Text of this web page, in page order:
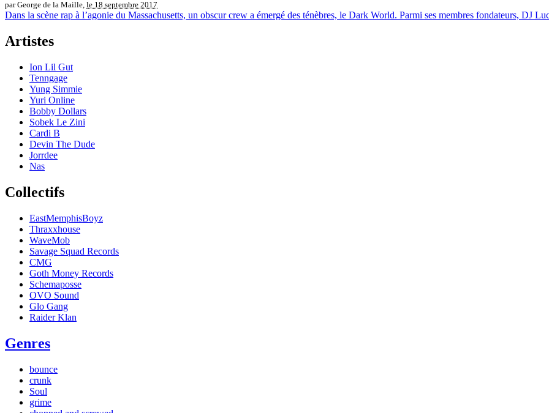
par George de la Maille, le 18 septembre 2017
Dans la scène rap à l’agonie du Massachusetts, un obscur crew a émergé des ténèbres, le Dark World. Parmi ses membres fondateurs, DJ
Artistes
Ion Lil Gut
Tenngage
Yung Simmie
Yuri Online
Bobby Dollars
Sobek Le Zini
Cardi B
Devin The Dude
Jorrdee
Nas
Collectifs
EastMemphisBoyz
Thraxxhouse
WaveMob
Savage Squad Records
CMG
Goth Money Records
Schemaposse
OVO Sound
Glo Gang
Raider Klan
Genres
bounce
crunk
Soul
grime